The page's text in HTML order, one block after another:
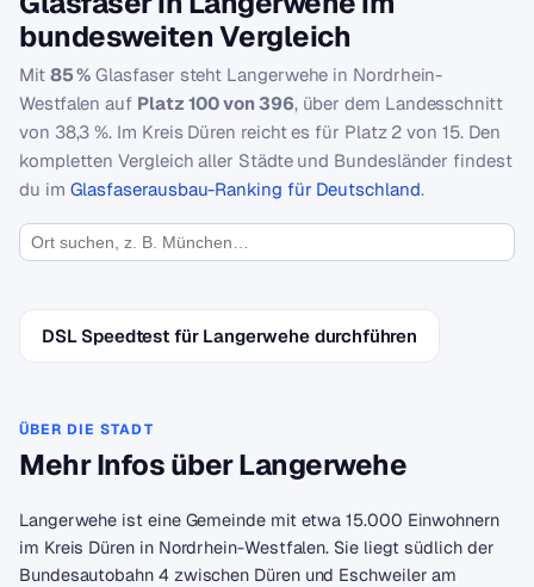
bundesweiten Vergleich
Mit 85 % Glasfaser steht Langerwehe in Nordrhein-
Westfalen auf Platz 100 von 396, über dem Landesschnitt
von 38,3 %. Im Kreis Düren reicht es für Platz 2 von 15. Den
kompletten Vergleich aller Städte und Bundesländer findest
du im Glasfaserausbau-Ranking für Deutschland.
DSL Speedtest für Langerwehe durchführen
ÜBER DIE STADT
Mehr Infos über Langerwehe
Langerwehe ist eine Gemeinde mit etwa 15.000 Einwohnern
im Kreis Düren in Nordrhein-Westfalen. Sie liegt südlich der
Bundesautobahn 4 zwischen Düren und Eschweiler am